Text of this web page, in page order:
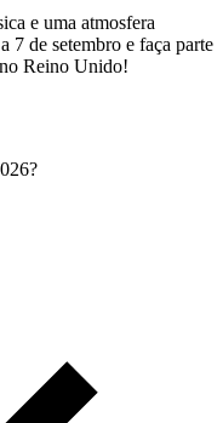
e uma atmosfera
de setembro e faça parte
Reino Unido!